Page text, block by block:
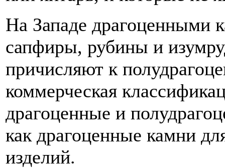
На Западе драгоценными
сапфиры, рубины и
причисляют к
коммерческая
драгоценные и
как драгоценные камни
изделий.